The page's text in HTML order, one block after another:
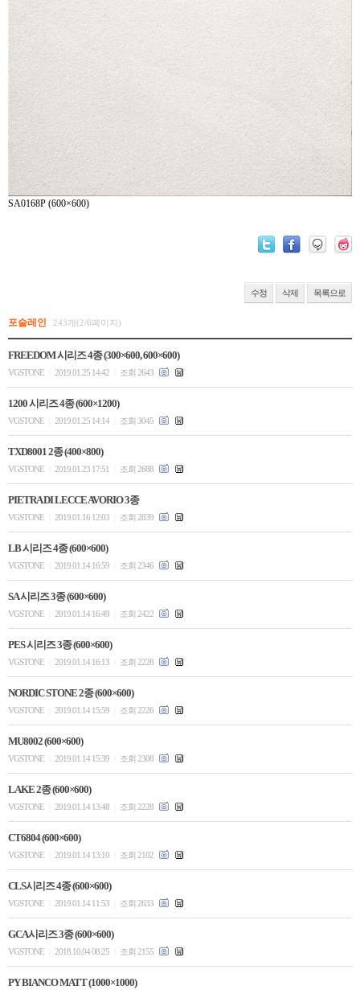
SA0168P (600×600)
수정 삭제 목록으로
포슬레인 243개(2/6페이지)
FREEDOM 시리즈 4종 (300×600, 600×600)
VGSTONE 2019.01.25 14:42 조회 2643
1200 시리즈 4종 (600×1200)
VGSTONE 2019.01.25 14:14 조회 3045
TXD8001 2종 (400×800)
VGSTONE 2019.01.23 17:51 조회 2688
PIETRA DI LECCE AVORIO 3종
VGSTONE 2019.01.16 12:03 조회 2839
LB 시리즈 4종 (600×600)
VGSTONE 2019.01.14 16:59 조회 2346
SA 시리즈 3종 (600×600)
VGSTONE 2019.01.14 16:49 조회 2422
PES 시리즈 3종 (600×600)
VGSTONE 2019.01.14 16:13 조회 2228
NORDIC STONE 2종 (600×600)
VGSTONE 2019.01.14 15:59 조회 2226
MU8002 (600×600)
VGSTONE 2019.01.14 15:39 조회 2308
LAKE 2종 (600×600)
VGSTONE 2019.01.14 13:48 조회 2228
CT6804 (600×600)
VGSTONE 2019.01.14 13:10 조회 2102
CLS시리즈 4종 (600×600)
VGSTONE 2019.01.14 11:53 조회 2633
GCA시리즈 3종 (600×600)
VGSTONE 2018.10.04 08:25 조회 2155
PY BIANCO MATT (1000×1000)